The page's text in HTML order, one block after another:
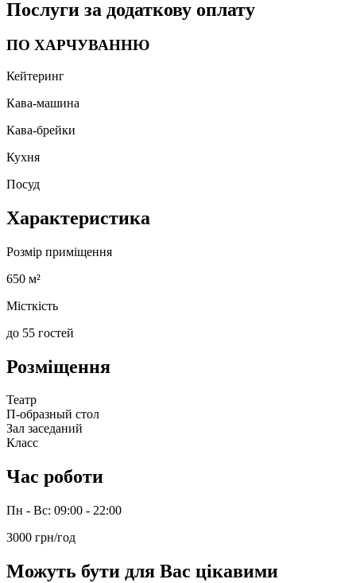
Послуги за додаткову оплату
ПО ХАРЧУВАННЮ
Кейтеринг
Кава-машина
Кава-брейки
Кухня
Посуд
Характеристика
Розмір приміщення
650 м²
Місткість
до 55 гостей
Розміщення
Театр
П-образный стол
Зал заседаний
Класс
Час роботи
Пн - Вс: 09:00 - 22:00
3000 грн/год
Можуть бути для Вас цікавими